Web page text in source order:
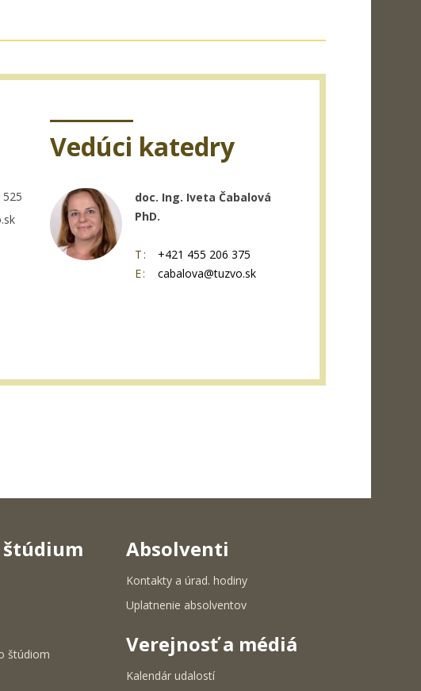
Vedúci katedry
doc. Ing. Iveta Čabalová
PhD.
T:
+421 455 206 375
E:
cabalova@tuzvo.sk
štúdiom
Absolventi
Kontakty a úrad. hodiny
Uplatnenie absolventov
Verejnosť a médiá
Kalendár udalostí